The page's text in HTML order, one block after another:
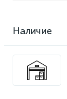
Наличие